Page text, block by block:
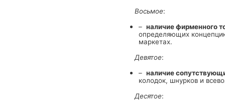
Восьмое:
– наличие фирменного
определяющих
маркетах.
Девятое:
– наличие
колодок, шнурков и
Десятое: